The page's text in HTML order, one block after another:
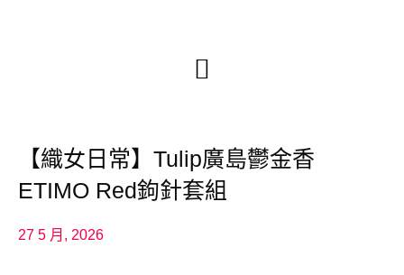
【織女日常】Tulip廣島鬱金香
ETIMO Red鉤針套組
27 5 月, 2026